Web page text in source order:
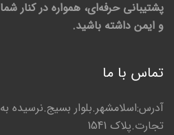
پشتیبانی حرفه‌ای، همواره در کنار
و ایمن داشته باشید.
تماس با ما
آدرس:اسلامشهر.بلوار بسیج.نرسیده
تجارت.پلاک 1541